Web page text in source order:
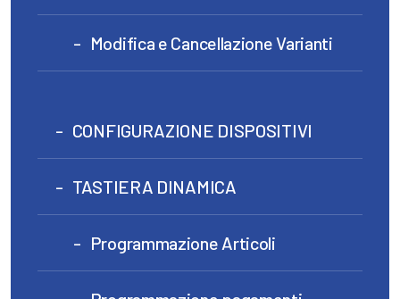
Modifica e Cancellazione Varianti
CONFIGURAZIONE DISPOSITIVI
TASTIERA DINAMICA
Programmazione Articoli